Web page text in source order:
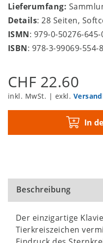
Lieferumfang:
Details: 28 Seiten,
ISMN: 979-0-50276-645-
ISBN: 978-3-99069-554-8
CHF 22.60
inkl. MwSt. | exkl.
In
Beschreibung
Der einzigartige
Tierkreiszeichen